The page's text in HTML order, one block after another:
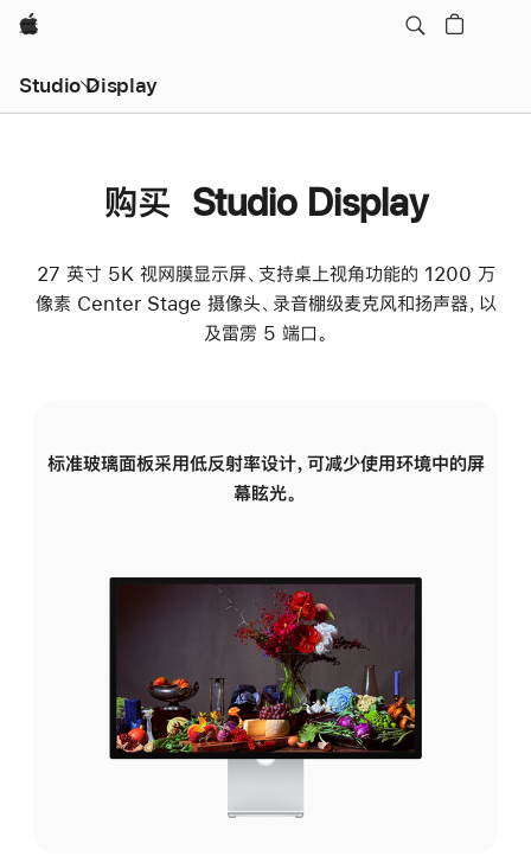
Apple
Studio Display
购买 Studio Display
27 英寸 5K 视网膜显示屏、支持桌上视角功能的 1200 万
像素 Center Stage 摄像头、录音棚级麦克风和扬声器，以
及雷雳 5 端口。
标准玻璃面板采用低反射率设计，可减少使用环境中的屏
幕眩光。